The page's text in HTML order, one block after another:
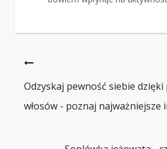
Odzyskaj pewność siebie
włosów - poznaj najważniejsze